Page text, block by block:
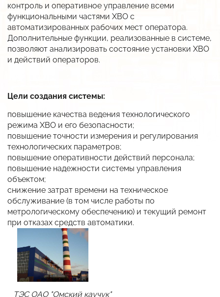
Прочие изделия
В разработке
Низкотемпературные LED-драйверы
Виброканал
Импортозамещение
Прайс
Дилеры
Разработка и изготовление шкафов автоматики
Разработка систем и средств автоматики
Разработка изделий по ТЗ заказчика
АСКУЭ объектов энергоснабжения
Автоматизация АЗС
АСУ Системы освещения
Партнёры и отзывы
Разрешительная документация
Карточка предприятия
Контакты
контроль и оперативное управление всеми
функциональными частями ХВО с
автоматизированных рабочих мест оператора.
Дополнительные функции, реализованные в системе,
позволяют анализировать состояние установки ХВО
и действий операторов.
Цели создания системы:
повышение качества ведения технологического
режима ХВО и его безопасности;
повышение точности измерения и регулирования
технологических параметров;
повышение оперативности действий персонала;
повышение надежности системы управления
объектом;
снижение затрат времени на техническое
обслуживание (в том числе работы по
метрологическому обеспечению) и текущий ремонт
при отказах средств автоматики.
ТЭС ОАО "Омский каучук"